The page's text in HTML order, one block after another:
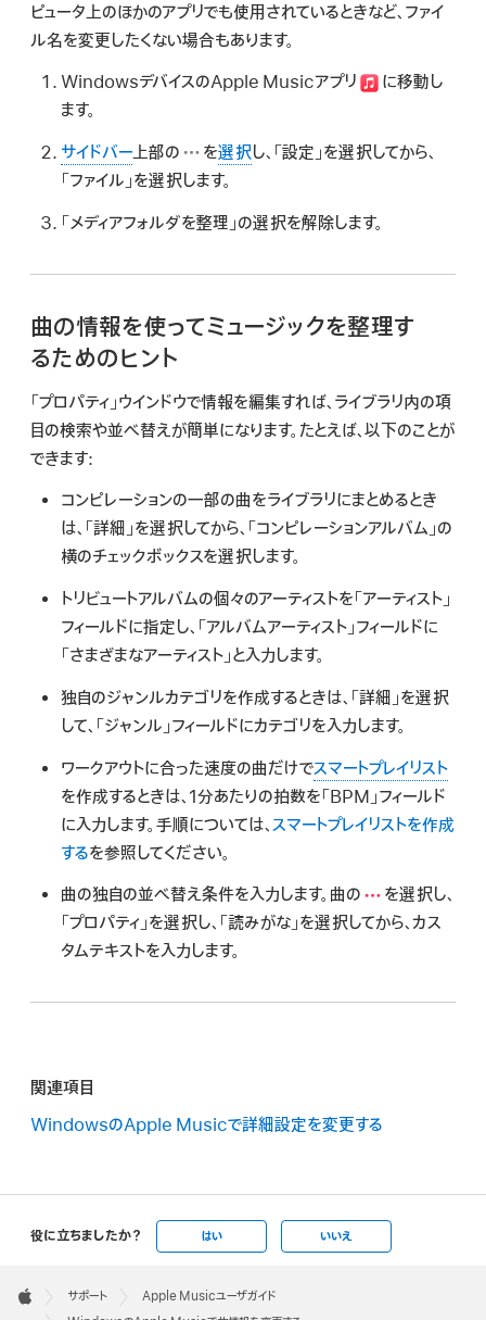
ピュータ上のほかのアプリでも使用されているときなど、ファイ
ル名を変更したくない場合もあります。
WindowsデバイスのApple Musicアプリ
に移動し
ます。
サイドバー上部の を選択し、「設定」を選択してから、
「ファイル」を選択します。
「メディアフォルダを整理」の選択を解除します。
曲の情報を使ってミュージックを整理す
るためのヒント
「プロパティ」ウインドウで情報を編集すれば、ライブラリ内の項
目の検索や並べ替えが簡単になります。たとえば、以下のことが
できます:
コンピレーションの一部の曲をライブラリにまとめるとき
は、「詳細」を選択してから、「コンピレーションアルバム」の
横のチェックボックスを選択します。
トリビュートアルバムの個々のアーティストを「アーティスト」
フィールドに指定し、「アルバムアーティスト」フィールドに
「さまざまなアーティスト」と入力します。
独自のジャンルカテゴリを作成するときは、「詳細」を選択
して、「ジャンル」フィールドにカテゴリを入力します。
ワークアウトに合った速度の曲だけでスマートプレイリスト
を作成するときは、1分あたりの拍数を「BPM」フィールド
に入力します。手順については、スマートプレイリストを作成
するを参照してください。
曲の独自の並べ替え条件を入力します。曲の
を選択し、
「プロパティ」を選択し、「読みがな」を選択してから、カス
タムテキストを入力します。
関連項目
WindowsのApple Musicで詳細設定を変更する
役に立ちましたか？ はい いいえ
Footer

Apple
サポート
Apple Musicユーザガイド